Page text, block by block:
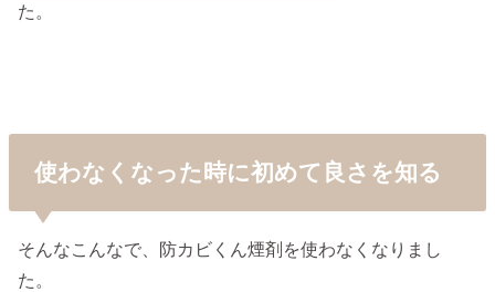
た。
使わなくなった時に初めて良さを知る
そんなこんなで、防カビくん煙剤を使わなくなりまし
た。